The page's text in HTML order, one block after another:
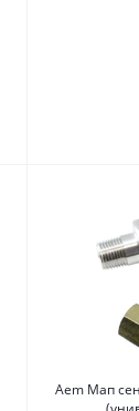
Aem Мап